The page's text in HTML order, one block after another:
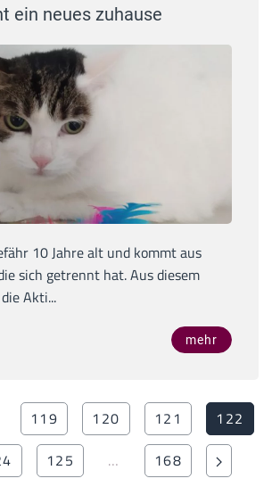
ein neues zuhause
10 Jahre alt und kommt aus
sich getrennt hat. Aus diesem
Akti...
mehr
119 120 121
122
125 … 168